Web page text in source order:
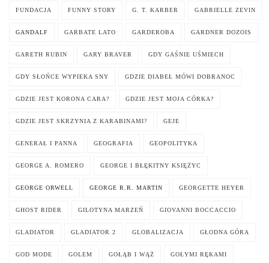
FUNDACJA FUNNY STORY G. T. KARBER GABRIELLE ZEVIN
GANDALF GARBATE LATO GARDEROBA GARDNER DOZOIS
GARETH RUBIN GARY BRAVER GDY GAŚNIE UŚMIECH
GDY SŁOŃCE WYPIEKA SNY GDZIE DIABEŁ MÓWI DOBRANOC
GDZIE JEST KORONA CARA? GDZIE JEST MOJA CÓRKA?
GDZIE JEST SKRZYNIA Z KARABINAMI? GEJE
GENERAŁ I PANNA GEOGRAFIA GEOPOLITYKA
GEORGE A. ROMERO GEORGE I BŁĘKITNY KSIĘŻYC
GEORGE ORWELL GEORGE R.R. MARTIN GEORGETTE HEYER
GHOST RIDER GILOTYNA MARZEŃ GIOVANNI BOCCACCIO
GLADIATOR GLADIATOR 2 GLOBALIZACJA GŁODNA GÓRA
GOD MODE GOLEM GOŁĄB I WĄŻ GOŁYMI RĘKAMI